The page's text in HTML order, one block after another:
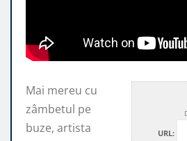
URL:
Mai mereu cu
zâmbetul pe
buze, artista